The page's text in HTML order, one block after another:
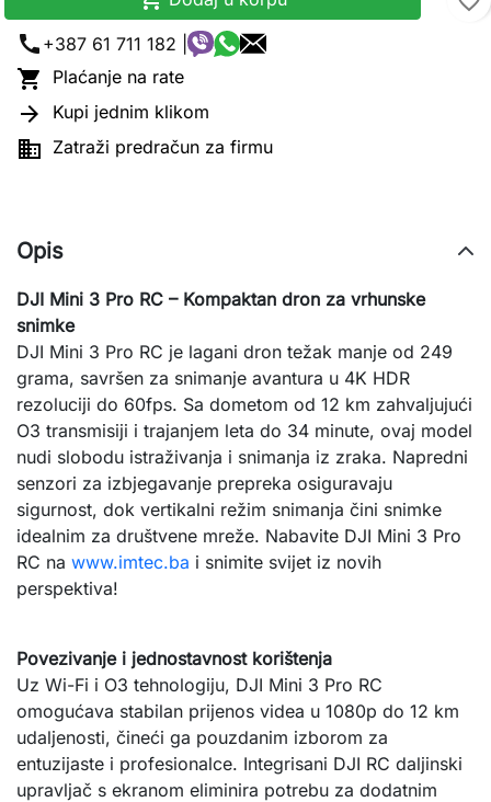
call +387 61 711 182 |
 Plaćanje na rate
 Kupi jednim klikom
 Zatraži predračun za firmu
Opis
DJI Mini 3 Pro RC – Kompaktan dron za vrhunske
snimke
DJI Mini 3 Pro RC je lagani dron težak manje od 249
grama, savršen za snimanje avantura u 4K HDR
rezoluciji do 60fps. Sa dometom od 12 km zahvaljujući
O3 transmisiji i trajanjem leta do 34 minute, ovaj model
nudi slobodu istraživanja i snimanja iz zraka. Napredni
senzori za izbjegavanje prepreka osiguravaju
sigurnost, dok vertikalni režim snimanja čini snimke
idealnim za društvene mreže. Nabavite DJI Mini 3 Pro
RC na www.imtec.ba i snimite svijet iz novih
perspektiva!
Povezivanje i jednostavnost korištenja
Uz Wi-Fi i O3 tehnologiju, DJI Mini 3 Pro RC
omogućava stabilan prijenos videa u 1080p do 12 km
udaljenosti, čineći ga pouzdanim izborom za
entuzijaste i profesionalce. Integrisani DJI RC daljinski
upravljač s ekranom eliminira potrebu za dodatnim